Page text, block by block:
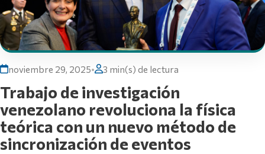
noviembre 29, 2025• 3 min(s) de lectura
Trabajo de investigación
venezolano revoluciona la física
teórica con un nuevo método de
sincronización de eventos